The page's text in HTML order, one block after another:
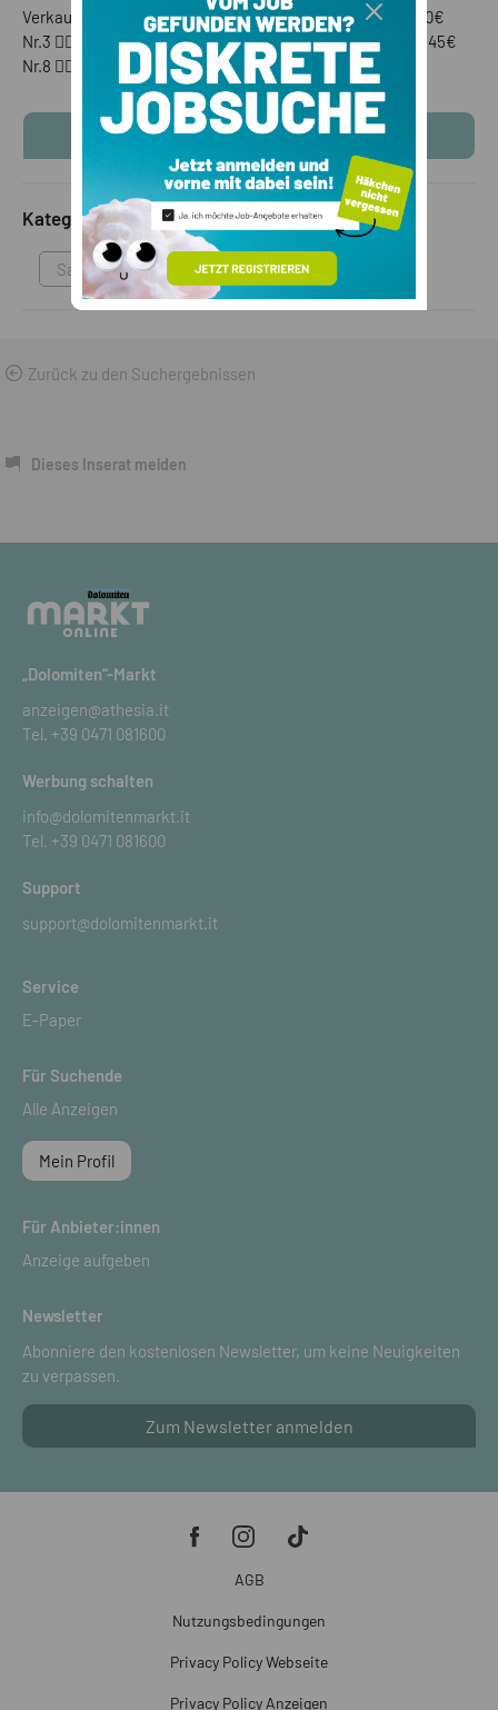
Verkaufe diverse alte Bettflaschen: Nr.1 👉🏼 45€ Nr.2 👉🏼 30€
Nr.3 👉🏼 30€ Nr.4 👉🏼 45€ Nr.5 👉🏼 45€ Nr.6 👉🏼 45€ Nr.7 👉🏼 45€
Nr.8 👉🏼 30€
KONTAKTINFOS ANZEIGEN
Kategorie
Sammlungen & Antikes
Zurück zu den Suchergebnissen
Dieses Inserat melden
„Dolomiten“-Markt
anzeigen@athesia.it
Tel. +39 0471 081600
Werbung schalten
info@dolomitenmarkt.it
Tel. +39 0471 081600
Support
support@dolomitenmarkt.it
Service
E-Paper
Für Suchende
Alle Anzeigen
Mein Profil
Für Anbieter:innen
Anzeige aufgeben
Newsletter
Abonniere den kostenlosen Newsletter, um keine Neuigkeiten
zu verpassen.
Zum Newsletter anmelden
AGB
Nutzungsbedingungen
Privacy Policy Webseite
Privacy Policy Anzeigen